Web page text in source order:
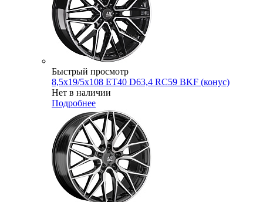
Быстрый просмотр
8,5x19/5x108 ET40 D63,4 RC59 BKF (конус)
Нет в наличии
Подробнее